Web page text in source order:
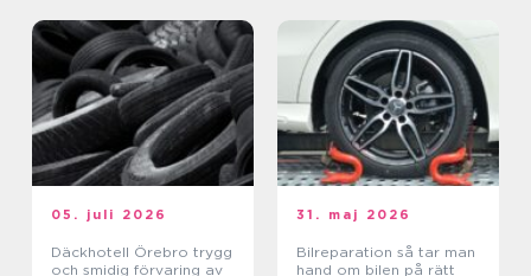
05. juli 2026
Däckhotell Örebro trygg
och smidig förvaring av
31. maj 2026
Bilreparation så tar man
hand om bilen på rätt